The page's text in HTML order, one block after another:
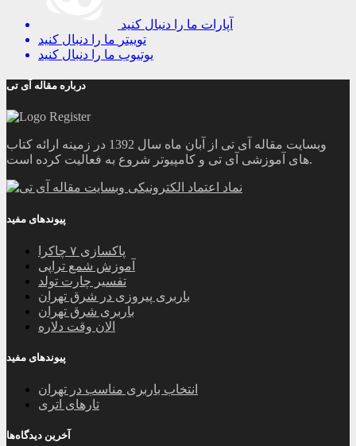
آپارات ما را دنبال کنید
توییتر ما را دنبال کنید
یوتیوب ما را دنبال کنید
درباره مقاله آی تی
وبسایت مقاله آی تی از آبان ماه سال 1392 در زمینه ارائه کتاب
های آموزشی آی تی و کامپیوتر شروع به فعالیت کرده است.
پیوندهای مفید
پاکسازی ۷ چاکرا
آموزش شمع تراپی
تفسیر چارت تولد
باربری پیروزی در شرق تهران
باربری شرق تهران
الان وقت دلاره
پیوندهای مفید
انتخاب باربری مناسب در تهران
تارهای اتری
آخرین دیدگاه‌ها